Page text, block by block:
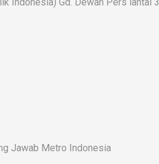
Jawab Metro Indonesia